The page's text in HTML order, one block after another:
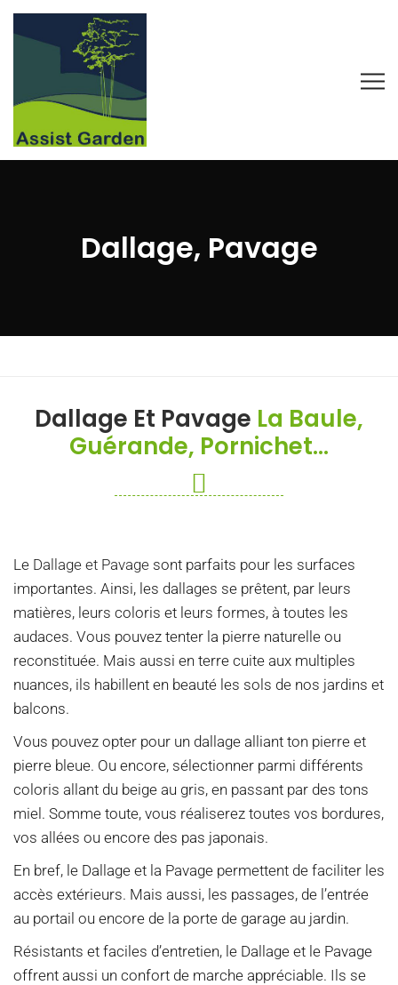
Dallage, Pavage
Dallage Et Pavage La Baule,
Guérande, Pornichet...
Le Dallage et Pavage sont parfaits pour les surfaces
importantes. Ainsi, les dallages se prêtent, par leurs
matières, leurs coloris et leurs formes, à toutes les
audaces. Vous pouvez tenter la pierre naturelle ou
reconstituée. Mais aussi en terre cuite aux multiples
nuances, ils habillent en beauté les sols de nos jardins et
balcons.
Vous pouvez opter pour un dallage alliant ton pierre et
pierre bleue. Ou encore, sélectionner parmi différents
coloris allant du beige au gris, en passant par des tons
miel. Somme toute, vous réaliserez toutes vos bordures,
vos allées ou encore des pas japonais.
En bref, le Dallage et la Pavage permettent de faciliter les
accès extérieurs. Mais aussi, les passages, de l’entrée
au portail ou encore de la porte de garage au jardin.
Résistants et faciles d’entretien, le Dallage et le Pavage
offrent aussi un confort de marche appréciable. Ils se